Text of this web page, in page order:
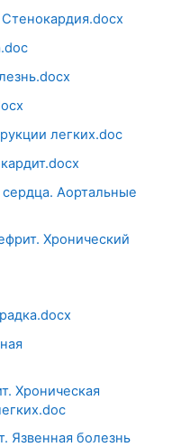
легких.doc
Аортальные
Хронический
Хроническая
Язвенная болезнь